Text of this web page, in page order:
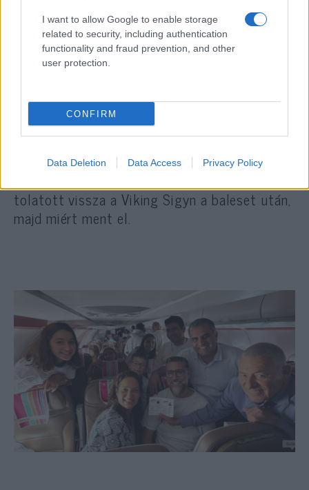
I want to allow Google to enable storage
related to security, including authentication
functionality and fraud prevention, and other
user protection.
CONFIRM
Data Deletion Data Access Privacy Policy
Götz Sándor hajómérnök elmondta, hogy
szerinte mindkét vízi járművön kellett lennie
hajókövető rendszernek, valamint olyan
kommunikációs berendezésnek, amellyel
szállodahajón olyan archiváló rendszernek is
kell lennie, amely a GPS-adatokat is rögzíti
— tette hozzá. Szerinte ezeket az adatokat
össze kell vetni a két hajó kommunikációjával,
tolatott vissza a Viking Sigyn a baleset után,
majd miért ment el.